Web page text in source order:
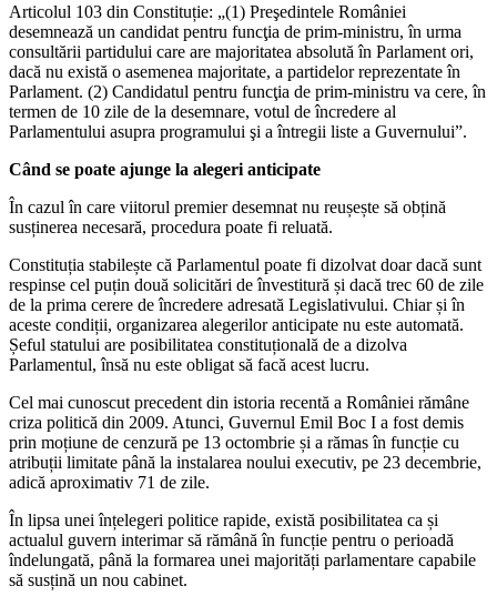
Articolul 103 din Constituție: „(1) Preşedintele României
desemnează un candidat pentru funcţia de prim-ministru, în urma
consultării partidului care are majoritatea absolută în Parlament ori,
dacă nu există o asemenea majoritate, a partidelor reprezentate în
Parlament. (2) Candidatul pentru funcţia de prim-ministru va cere, în
termen de 10 zile de la desemnare, votul de încredere al
Parlamentului asupra programului şi a întregii liste a Guvernului”.
Când se poate ajunge la alegeri anticipate
În cazul în care viitorul premier desemnat nu reușește să obțină
susținerea necesară, procedura poate fi reluată.
Constituția stabilește că Parlamentul poate fi dizolvat doar dacă sunt
respinse cel puțin două solicitări de învestitură și dacă trec 60 de zile
de la prima cerere de încredere adresată Legislativului. Chiar și în
aceste condiții, organizarea alegerilor anticipate nu este automată.
Șeful statului are posibilitatea constituțională de a dizolva
Parlamentul, însă nu este obligat să facă acest lucru.
Cel mai cunoscut precedent din istoria recentă a României rămâne
criza politică din 2009. Atunci, Guvernul Emil Boc I a fost demis
prin moțiune de cenzură pe 13 octombrie și a rămas în funcție cu
atribuții limitate până la instalarea noului executiv, pe 23 decembrie,
adică aproximativ 71 de zile.
În lipsa unei înțelegeri politice rapide, există posibilitatea ca și
actualul guvern interimar să rămână în funcție pentru o perioadă
îndelungată, până la formarea unei majorități parlamentare capabile
să susțină un nou cabinet.